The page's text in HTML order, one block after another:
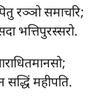
रञ्ञो समाचरि;
भत्तिपुरस्सरो.
सद्धिं महीपति.